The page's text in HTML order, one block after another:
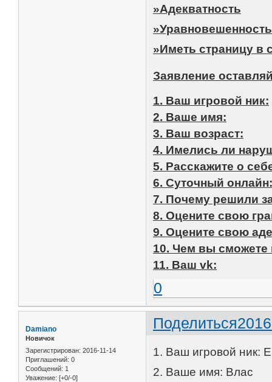
»Адекватность
»Уравновешенность
»Иметь страницу в
Заявление
1. Ваш игровой ник:
2. Ваше имя:
3. Ваш возраст:
4. Имелись ли
5. Расскажите о
6. Суточный
7. Почему решили
8. Оцените свою
9. Оцените свою
10. Чем вы сможете
11. Ваш vk:
0
Поделиться
Damiano
Новичок
Зарегистрирован: 2016-11-14
Приглашений: 0
Сообщений: 1
Уважение: [+0/-0]
1. Ваш игровой ник:
2. Ваше имя: Влас